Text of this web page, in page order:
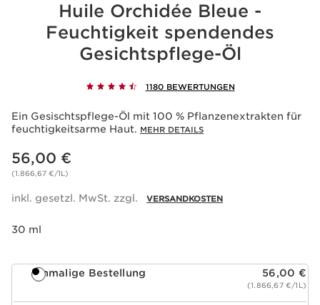
Huile Orchidée Bleue -
Feuchtigkeit spendendes
Gesichtspflege-Öl
1180 BEWERTUNGEN
Ein Gesischtspflege-Öl mit 100 % Pflanzenextrakten für
feuchtigkeitsarme Haut. MEHR DETAILS
Aktueller Preis 56,00 €
56,00 €
(1.866,67 €/1L)
inkl. gesetzl. MwSt. zzgl. VERSANDKOSTEN
30 ml
Einmalige Bestellung 56,00 €
(1.866,67 €/1L)